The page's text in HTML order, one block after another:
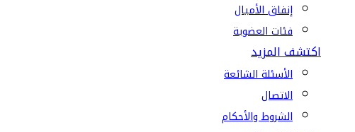
إنفاق الأميال
فئات العضوية
اكتشف المزيد
الأسئلة الشائعة
الاتصال
الشروط والأحكام